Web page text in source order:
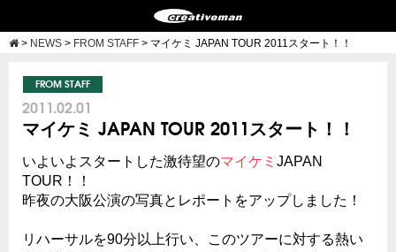
> NEWS > FROM STAFF > マイケミ JAPAN TOUR 2011スタート！！
FROM STAFF
2011.02.01
マイケミ JAPAN TOUR 2011スタート！！
いよいよスタートした激待望のマイケミ JAPAN
TOUR！！
昨夜の大阪公演の写真とレポートをアップしました！
リハーサルを90分以上行い、このツアーに対する熱い